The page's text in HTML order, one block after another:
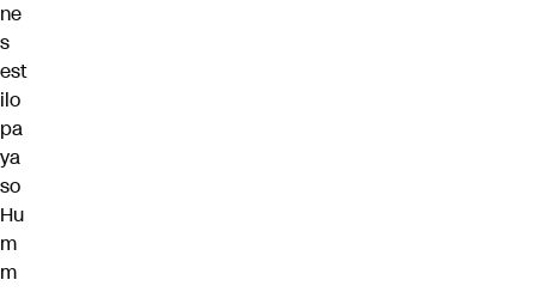
ne
s
est
ilo
pa
ya
so
Hu
m
m